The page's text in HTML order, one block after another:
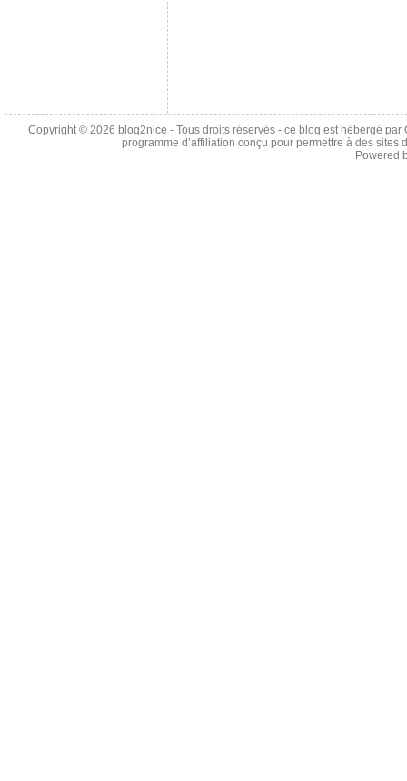
Copyright © 2026 blog2nice - Tous droits réservés - ce blog est hébergé
programme d’affiliation conçu pour permettre à des
Powered